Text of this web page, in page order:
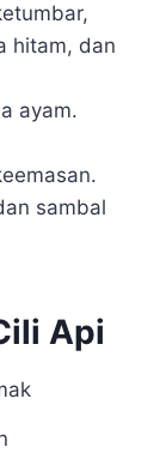
hitam, dan
ayam.
sambal
Api